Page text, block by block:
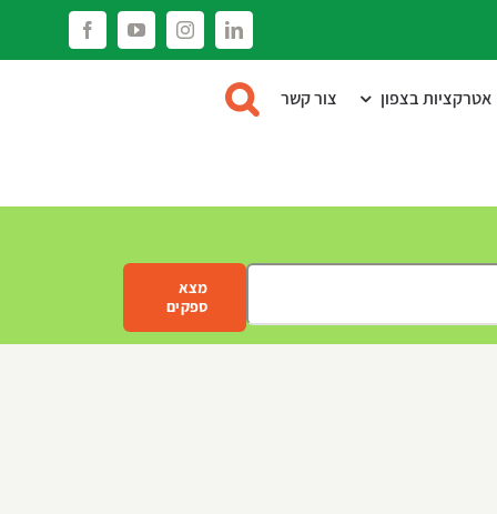
LinkedIn
Instagram
YouTube
Facebook
אטרקציות בצפון צור קשר
מצא
ספקים